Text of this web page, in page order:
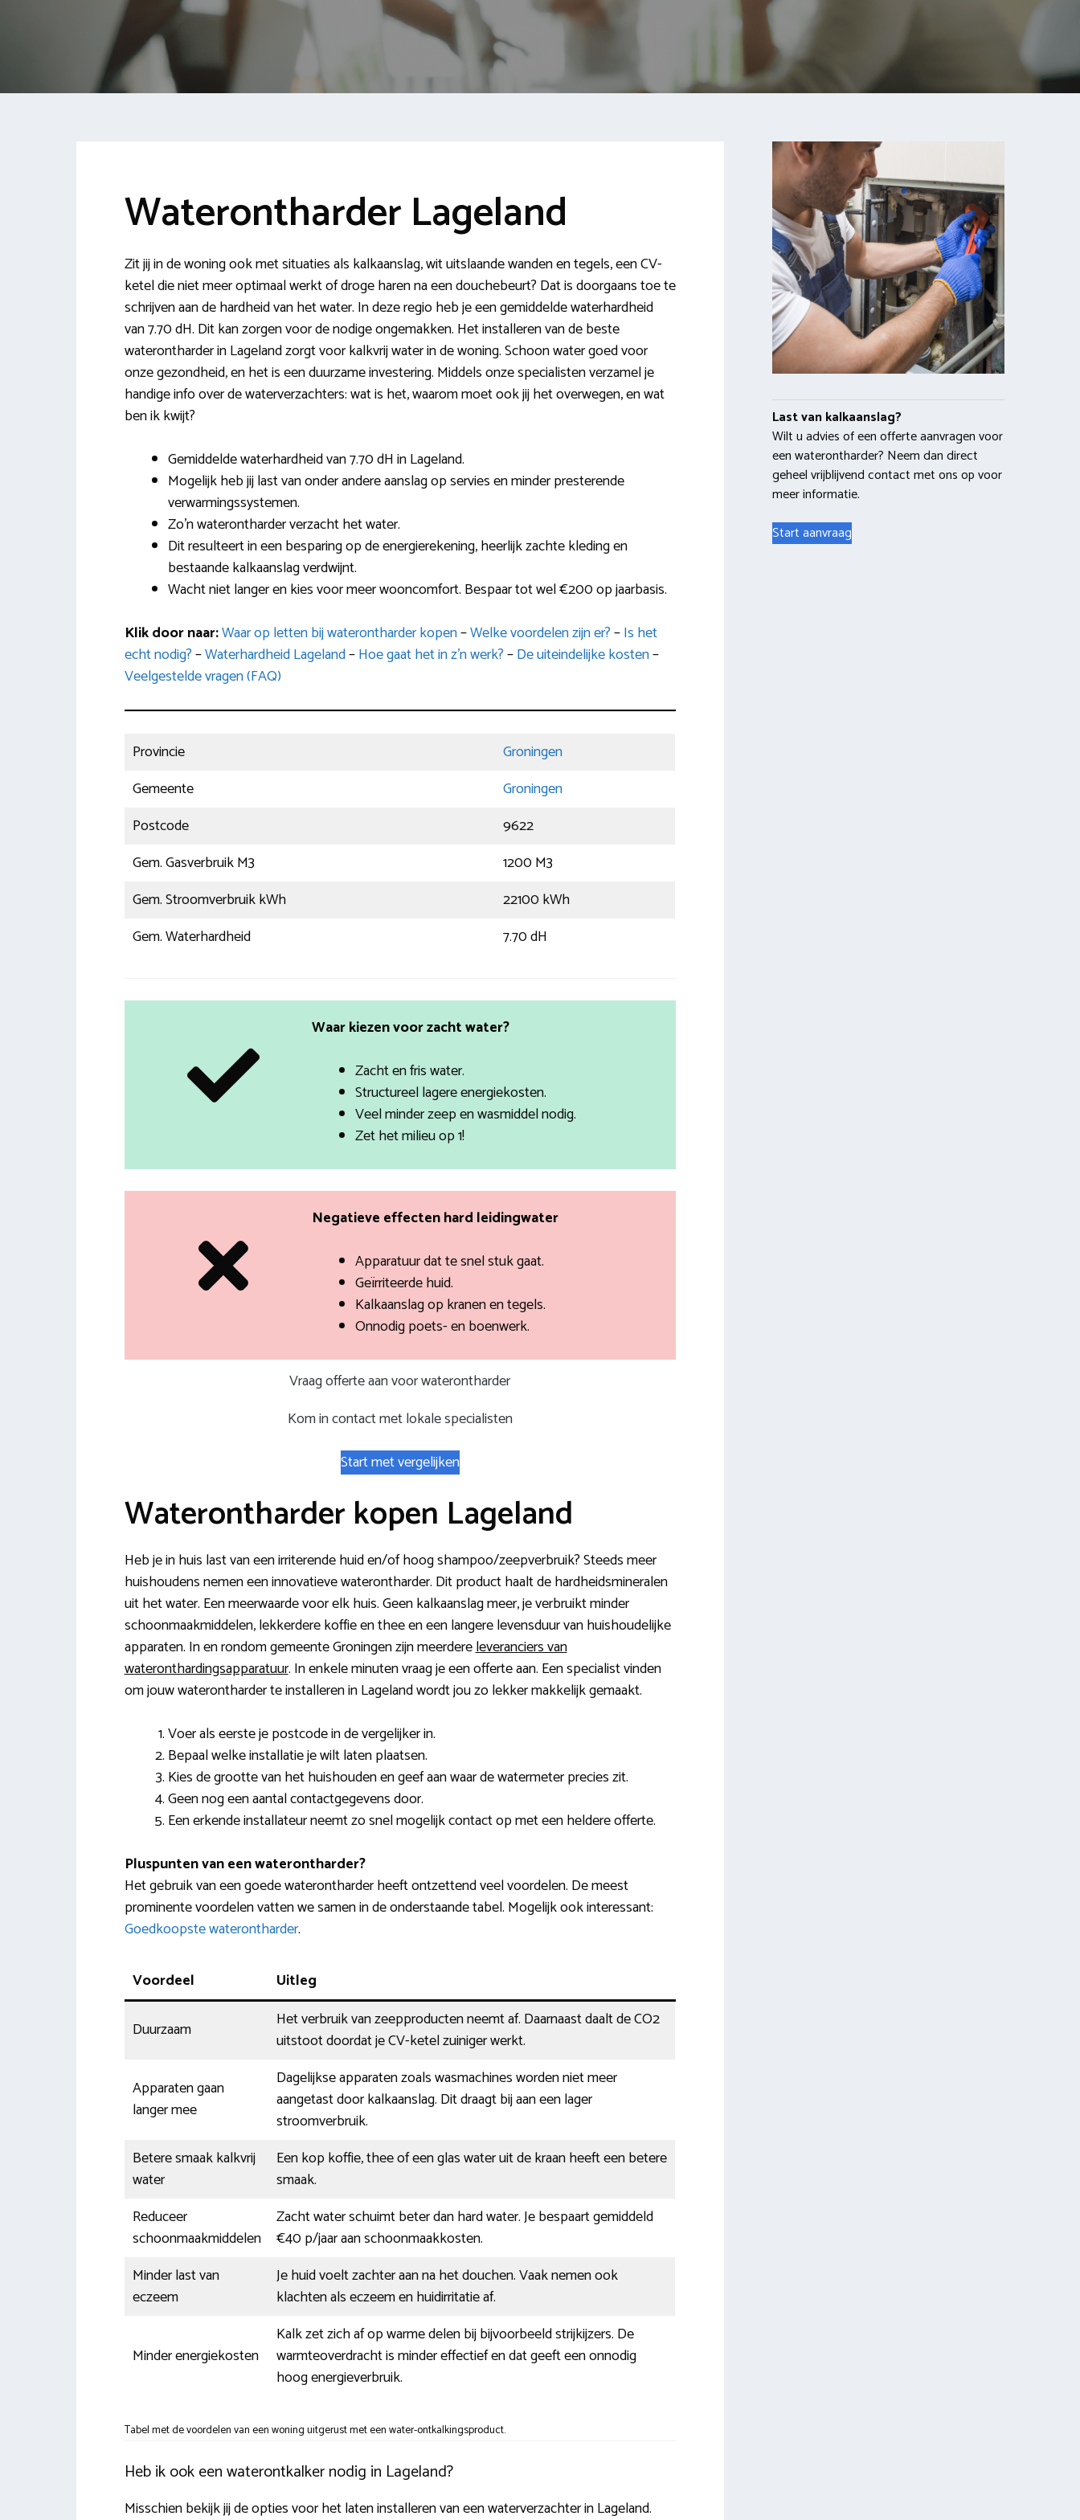
Waterontharder Lageland
Zit jij in de woning ook met situaties als kalkaanslag, wit uitslaande wanden en tegels, een CV-
ketel die niet meer optimaal werkt of droge haren na een douchebeurt? Dat is doorgaans toe te
schrijven aan de hardheid van het water. In deze regio heb je een gemiddelde waterhardheid
van 7.70 dH. Dit kan zorgen voor de nodige ongemakken. Het installeren van de beste
waterontharder in Lageland zorgt voor kalkvrij water in de woning. Schoon water goed voor
onze gezondheid, en het is een duurzame investering. Middels onze specialisten verzamel je
handige info over de waterverzachters: wat is het, waarom moet ook jij het overwegen, en wat
ben ik kwijt?
Gemiddelde waterhardheid van 7.70 dH in Lageland.
Mogelijk heb jij last van onder andere aanslag op servies en minder presterende
verwarmingssystemen.
Zo’n waterontharder verzacht het water.
Dit resulteert in een besparing op de energierekening, heerlijk zachte kleding en
bestaande kalkaanslag verdwijnt.
Wacht niet langer en kies voor meer wooncomfort. Bespaar tot wel €200 op jaarbasis.
Klik door naar:Waar op letten bij waterontharder kopen–Welke voordelen zijn er?–Is het
echt nodig?–Waterhardheid Lageland–Hoe gaat het in z’n werk?–De uiteindelijke kosten–
Veelgestelde vragen (FAQ)
Provincie
Groningen
Gemeente
Groningen
Postcode
9622
Gem. Gasverbruik M3
1200 M3
Gem. Stroomverbruik kWh
22100 kWh
Gem. Waterhardheid
7.70 dH
Waar kiezen voor zacht water?
Zacht en fris water.
Structureel lagere energiekosten.
Veel minder zeep en wasmiddel nodig.
Zet het milieu op 1!
Negatieve effecten hard leidingwater
Apparatuur dat te snel stuk gaat.
Geïrriteerde huid.
Kalkaanslag op kranen en tegels.
Onnodig poets- en boenwerk.
Vraag offerte aan voor waterontharder
Kom in contact met lokale specialisten
Start met vergelijken
Waterontharder kopen Lageland
Heb je in huis last van een irriterende huid en/of hoog shampoo/zeepverbruik? Steeds meer
huishoudens nemen een innovatieve waterontharder. Dit product haalt de hardheidsmineralen
uit het water. Een meerwaarde voor elk huis. Geen kalkaanslag meer, je verbruikt minder
schoonmaakmiddelen, lekkerdere koffie en thee en een langere levensduur van huishoudelijke
apparaten. In en rondom gemeente Groningen zijn meerdereleveranciers van
wateronthardingsapparatuur. In enkele minuten vraag je een offerte aan. Een specialist vinden
om jouw waterontharder te installeren in Lageland wordt jou zo lekker makkelijk gemaakt.
Voer als eerste je postcode in de vergelijker in.
Bepaal welke installatie je wilt laten plaatsen.
Kies de grootte van het huishouden en geef aan waar de watermeter precies zit.
Geen nog een aantal contactgegevens door.
Een erkende installateur neemt zo snel mogelijk contact op met een heldere offerte.
Pluspunten van een waterontharder?
Het gebruik van een goede waterontharder heeft ontzettend veel voordelen. De meest
prominente voordelen vatten we samen in de onderstaande tabel. Mogelijk ook interessant:
Goedkoopste waterontharder.
Voordeel Uitleg
Duurzaam
Het verbruik van zeepproducten neemt af. Daarnaast daalt de CO2
uitstoot doordat je CV-ketel zuiniger werkt.
Apparaten gaan
langer mee
Dagelijkse apparaten zoals wasmachines worden niet meer
aangetast door kalkaanslag. Dit draagt bij aan een lager
stroomverbruik.
Betere smaak kalkvrij
water
Een kop koffie, thee of een glas water uit de kraan heeft een betere
smaak.
Reduceer
schoonmaakmiddelen
Zacht water schuimt beter dan hard water. Je bespaart gemiddeld
€40 p/jaar aan schoonmaakkosten.
Minder last van
eczeem
Je huid voelt zachter aan na het douchen. Vaak nemen ook
klachten als eczeem en huidirritatie af.
Minder energiekosten
Kalk zet zich af op warme delen bij bijvoorbeeld strijkijzers. De
warmteoverdracht is minder effectief en dat geeft een onnodig
hoog energieverbruik.
Tabel met de voordelen van een woning uitgerust met een water-ontkalkingsproduct.
Heb ik ook een waterontkalker nodig in Lageland?
Misschien bekijk jij de opties voor het laten installeren van een waterverzachter in Lageland.
Last van kalkaanslag?
Wilt u advies of een offerte aanvragen voor
een waterontharder? Neem dan direct
geheel vrijblijvend contact met ons op voor
meer informatie.
Start aanvraag